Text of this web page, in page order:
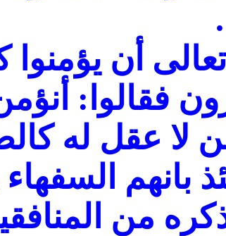
أن
فقالوا:
لا عقل له
بانهم
من